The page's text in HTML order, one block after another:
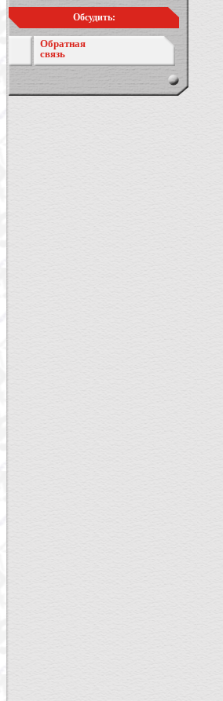
Обсудить:
Обратная
связь